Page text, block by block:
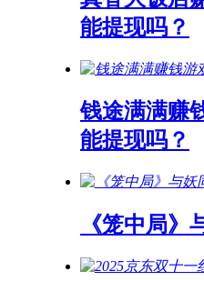
能提现吗？
钱途满满赚
能提现吗？
《笼中局》